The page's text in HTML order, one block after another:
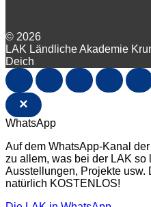
© 2026
LAK Ländliche Akademie
Deich
×
WhatsApp
Auf dem WhatsApp-Kanal
zu allem, was bei der LAK so
Ausstellungen, Projekte usw.
natürlich KOSTENLOS!